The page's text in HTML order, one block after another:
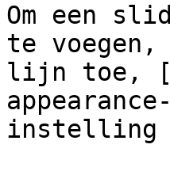
Om een
te
lijn toe,
instelling